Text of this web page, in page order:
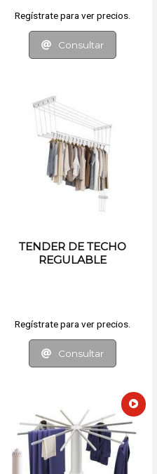
Regístrate para ver precios.
Consultar
TENDER DE TECHO
REGULABLE
Regístrate para ver precios.
Consultar